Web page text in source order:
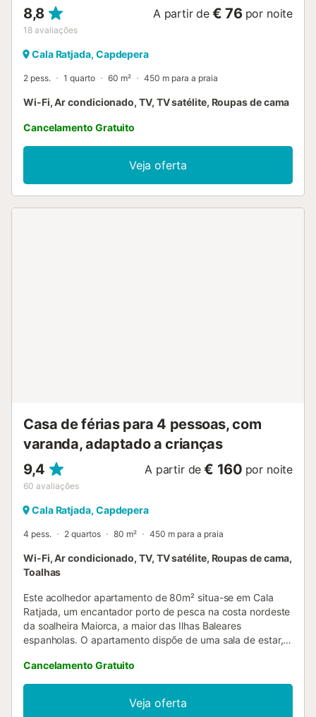
8,8
18 avaliações
A partir de € 76 por noite
Cala Ratjada, Capdepera
2 pess. 1 quarto 60 m² 450 m para a praia
Wi-Fi, Ar condicionado, TV, TV satélite, Roupas de cama
Cancelamento Gratuito
Veja oferta
Casa de férias para 4 pessoas, com
varanda, adaptado a crianças
9,4
60 avaliações
A partir de € 160 por noite
Cala Ratjada, Capdepera
4 pess. 2 quartos 80 m² 450 m para a praia
Wi-Fi, Ar condicionado, TV, TV satélite, Roupas de cama,
Toalhas
Este acolhedor apartamento de 80m² situa-se em Cala
Ratjada, um encantador porto de pesca na costa nordeste
da soalheira Maiorca, a maior das Ilhas Baleares
espanholas. O apartamento dispõe de uma sala de estar,
quartos e uma casa de banho, acomodando
confortavelmente até 4 pessoas. As comodidades incluem
Wi-Fi (adequado para videochamadas), ar condicionado,
aquecimento, televisão por satélite e máquina de lavar
Cancelamento Gratuito
Veja oferta